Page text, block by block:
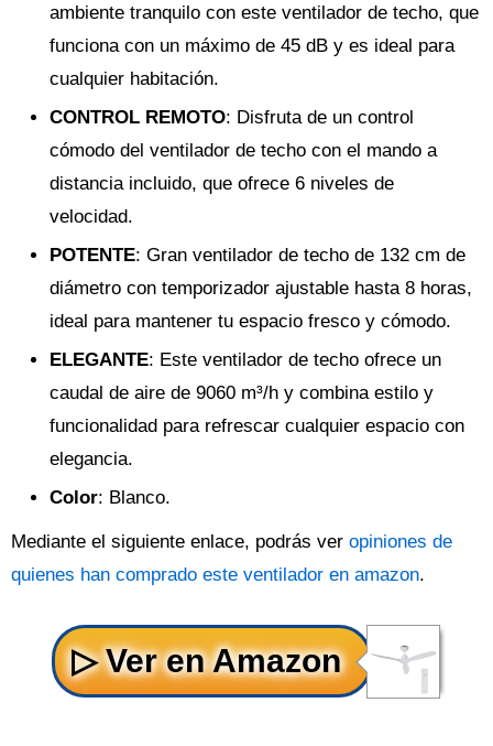
ambiente tranquilo con este ventilador de techo, que
funciona con un máximo de 45 dB y es ideal para
cualquier habitación.
CONTROL REMOTO: Disfruta de un control
cómodo del ventilador de techo con el mando a
distancia incluido, que ofrece 6 niveles de
velocidad.
POTENTE: Gran ventilador de techo de 132 cm de
diámetro con temporizador ajustable hasta 8 horas,
ideal para mantener tu espacio fresco y cómodo.
ELEGANTE: Este ventilador de techo ofrece un
caudal de aire de 9060 m³/h y combina estilo y
funcionalidad para refrescar cualquier espacio con
elegancia.
Color: Blanco.
Mediante el siguiente enlace, podrás ver opiniones de
quienes han comprado este ventilador en amazon.